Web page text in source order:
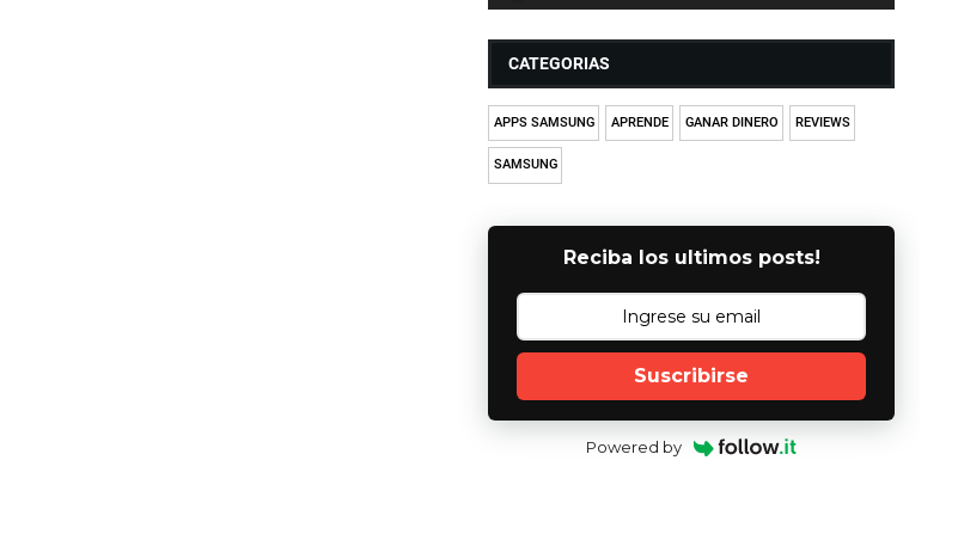
CATEGORIAS
APPS SAMSUNG APRENDE GANAR DINERO REVIEWS
SAMSUNG
Reciba los ultimos posts!
Suscribirse
Powered by